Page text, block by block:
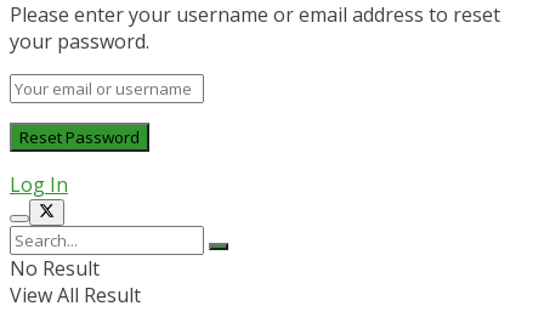
Please enter your username or email address to reset
your password.
Log In
No Result
View All Result